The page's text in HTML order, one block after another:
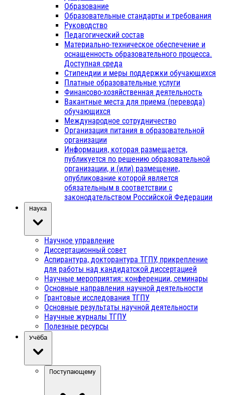
Образование
Образовательные стандарты и требования
Руководство
Педагогический состав
Материально-техническое обеспечение и
оснащенность образовательного процесса.
Доступная среда
Стипендии и меры поддержки обучающихся
Платные образовательные услуги
Финансово-хозяйственная деятельность
Вакантные места для приема (перевода)
обучающихся
Международное сотрудничество
Организация питания в образовательной
организации
Информация, которая размещается,
публикуется по решению образовательной
организации, и (или) размещение,
опубликование которой является
обязательным в соответствии с
законодательством Российской Федерации
Наука
Научное управление
Диссертационный совет
Аспирантура, докторантура ТГПУ, прикрепление
для работы над кандидатской диссертацией
Научные мероприятия: конференции, семинары
Основные направления научной деятельности
Грантовые исследования ТГПУ
Основные результаты научной деятельности
Научные журналы ТГПУ
Полезные ресурсы
Учёба
Поступающему